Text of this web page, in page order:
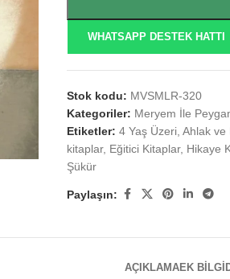
WHATSAPP DESTEK HATTI
Stok kodu: MVSMLR-320
Kategoriler: Meryem İle
Etiketler: 4 Yaş Üzeri Ahlak ve
kitaplar, Eğitici Kitaplar, Hikaye
Şükür
Paylaşın:
AÇIKLAMAEK BILGI